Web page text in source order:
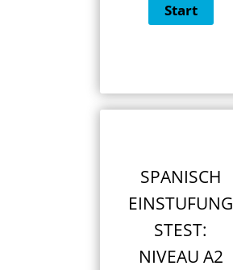
SPANISCH
EINSTUFUNG
STEST:
NIVEAU A2